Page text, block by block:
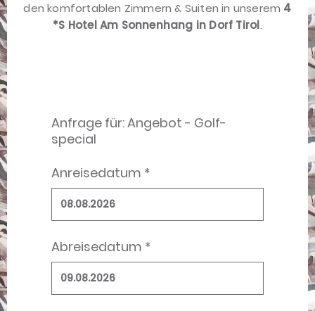
den komfortablen Zimmern & Suiten in unserem 4
*S Hotel Am Sonnenhang in Dorf Tirol.
Anfrage für: Angebot - Golf-
special
Anreisedatum *
Abreisedatum *